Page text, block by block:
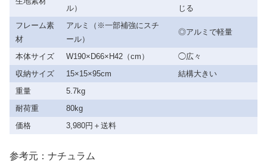
ル）
じる
フレーム素
材
アルミ（※一部補強にスチ
ール）
◎アルミで軽量
本体サイズ W190×D66×H42（cm）
◯広々
収納サイズ
15×15×95cm
結構大きい
重量
5.7kg
耐荷重
80kg
価格
3,980円＋送料
参考元：ナチュラム